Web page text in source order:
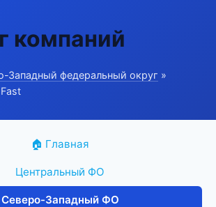
компаний
Западный федеральный округ »
🏠 Главная
Центральный ФО
Северо-Западный ФО